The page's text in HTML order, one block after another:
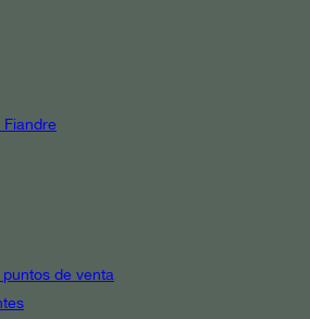
de venta